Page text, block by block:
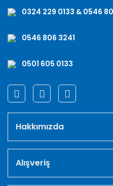
0324 229 0133 & 0546
0546 806 3241
0501 605 0133
Hakkımızda
Alışveriş